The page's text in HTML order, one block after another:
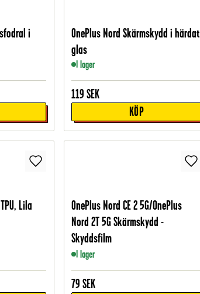
i
OnePlus Nord Skärmskydd i härdat
glas
I lager
119 SEK
KÖP
Lila
OnePlus Nord CE 2 5G/OnePlus
Nord 2T 5G Skärmskydd -
Skyddsfilm
I lager
79 SEK